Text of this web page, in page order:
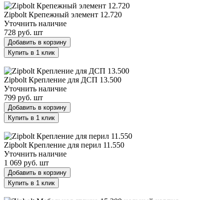
Zipbolt Крепежный элемент 12.720
Уточнить наличие
728 руб. шт
Добавить в корзину
Купить в 1 клик
Zipbolt Крепление для ДСП 13.500
Уточнить наличие
799 руб. шт
Добавить в корзину
Купить в 1 клик
Zipbolt Крепление для перил 11.550
Уточнить наличие
1 069 руб. шт
Добавить в корзину
Купить в 1 клик